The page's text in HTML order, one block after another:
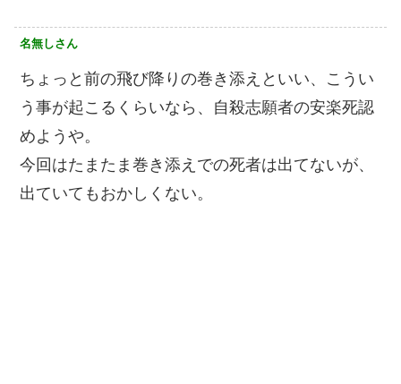
名無しさん
ちょっと前の飛び降りの巻き添えといい、こうい
う事が起こるくらいなら、自殺志願者の安楽死認
めようや。
今回はたまたま巻き添えでの死者は出てないが、
出ていてもおかしくない。